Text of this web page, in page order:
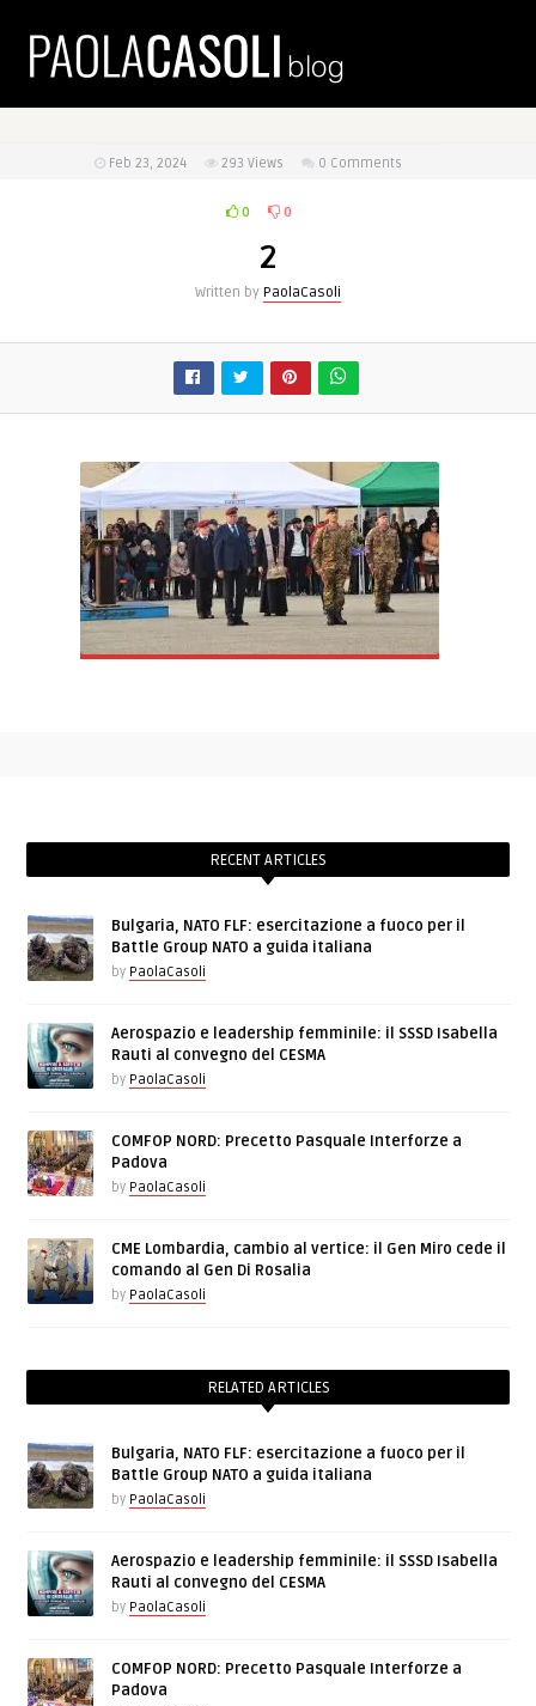
Feb 23, 2024 293 Views 0 Comments
0 0
2
Written by PaolaCasoli
RECENT ARTICLES
Bulgaria, NATO FLF: esercitazione a fuoco per il
Battle Group NATO a guida italiana
by PaolaCasoli
Aerospazio e leadership femminile: il SSSD Isabella
Rauti al convegno del CESMA
by PaolaCasoli
COMFOP NORD: Precetto Pasquale Interforze a
Padova
by PaolaCasoli
CME Lombardia, cambio al vertice: il Gen Miro cede il
comando al Gen Di Rosalia
by PaolaCasoli
RELATED ARTICLES
Bulgaria, NATO FLF: esercitazione a fuoco per il
Battle Group NATO a guida italiana
by PaolaCasoli
Aerospazio e leadership femminile: il SSSD Isabella
Rauti al convegno del CESMA
by PaolaCasoli
COMFOP NORD: Precetto Pasquale Interforze a
Padova